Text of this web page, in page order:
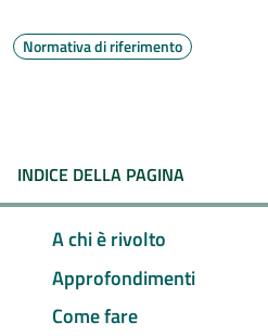
Normativa di riferimento
INDICE DELLA PAGINA
A chi è rivolto
Approfondimenti
Come fare